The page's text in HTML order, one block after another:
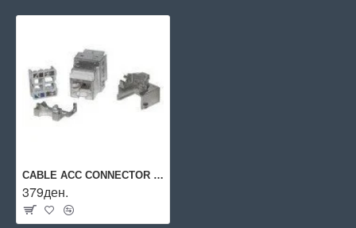
CABLE ACC CONNECTOR CAT6A/N10G.CONSS AGINODE
379ден.